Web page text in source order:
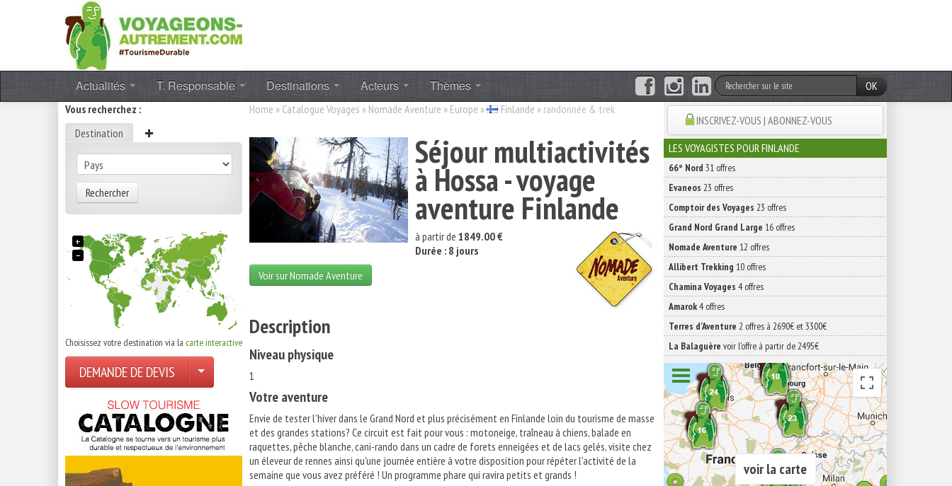
Actualités T. Responsable Destinations Acteurs Thèmes
OK
Vous recherchez :
Destination
Rechercher
+
−
Choisissez votre destination via la carte interactive
DEMANDE DE DEVIS
Home » Catalogue Voyages » Nomade Aventure » Europe » Finlande » randonnée & trek
Séjour multiactivités
à Hossa - voyage
aventure Finlande
à partir de 1849.00 €
Durée : 8 jours
Voir sur Nomade Aventure
Description
Niveau physique
1
Votre aventure
Envie de tester l'hiver dans le Grand Nord et plus précisément en Finlande loin du tourisme de masse
et des grandes stations? Ce circuit est fait pour vous : motoneige, traîneau à chiens, balade en
raquettes, pêche blanche, cani-rando dans un cadre de forets enneigées et de lacs gelés, visite chez
un éleveur de rennes ainsi qu'une journée entière à votre disposition pour répéter l'activité de la
semaine que vous avez préféré ! Un programme phare qui ravira petits et grands !
INSCRIVEZ-VOUS | ABONNEZ-VOUS
LES VOYAGISTES POUR FINLANDE
66° Nord 31 offres
Evaneos 23 offres
Comptoir des Voyages 23 offres
Grand Nord Grand Large 16 offres
Nomade Aventure 12 offres
Allibert Trekking 10 offres
Chamina Voyages 4 offres
Amarok4 offres
Terres d'Aventure 2 offres à 2690€ et 3300€
La Balaguère voir l'offre à partir de 2495€
voir la carte